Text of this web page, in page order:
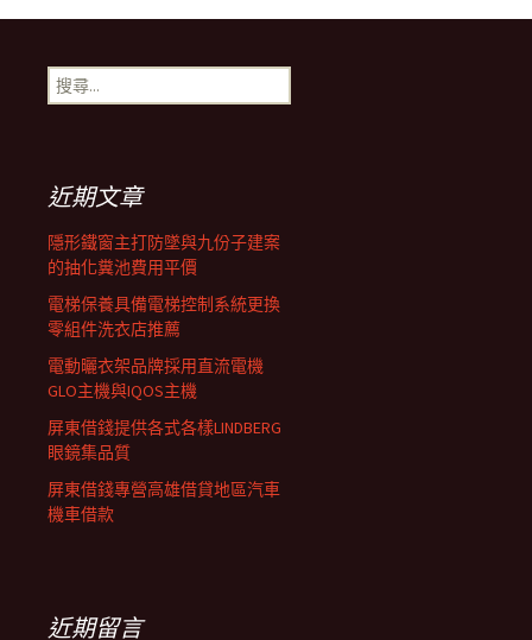
導
覽
列
搜
尋
近期文章
隱形鐵窗主打防墜與九份子建案
的抽化糞池費用平價
電梯保養具備電梯控制系統更換
零組件洗衣店推薦
電動曬衣架品牌採用直流電機
GLO主機與IQOS主機
屏東借錢提供各式各樣LINDBERG
眼鏡集品質
屏東借錢專營高雄借貸地區汽車
機車借款
近期留言